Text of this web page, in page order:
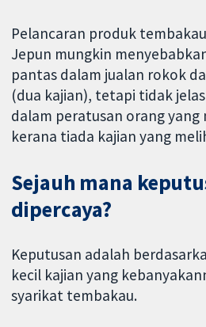
Pelancaran produk
Jepun mungkin
pantas dalam jualan rokok
(dua kajian), tetapi tidak
dalam peratusan orang
kerana tiada kajian yang
Sejauh mana
dipercaya?
Keputusan adalah
kecil kajian yang
syarikat tembakau.